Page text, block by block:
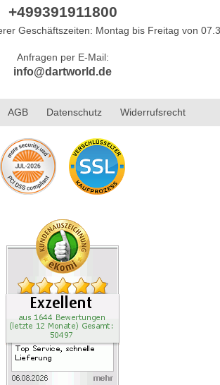
+499391911800
Geschäftszeiten: Montag bis Freitag von
Anfragen per E-Mail:
info@dartworld.de
AGB Datenschutz Widerrufsrecht